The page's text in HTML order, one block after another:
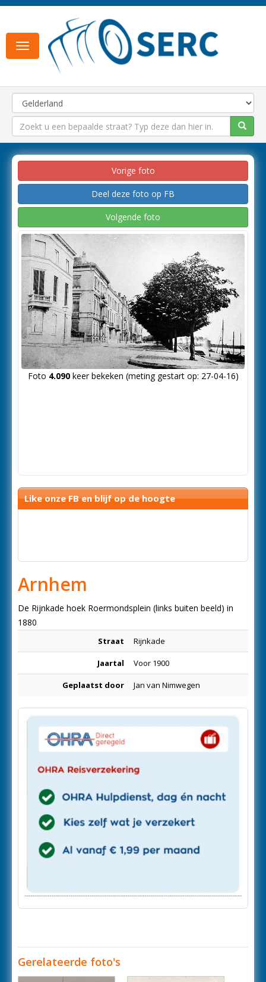
Toggle
navigation
Vorige foto
Deel deze foto op FB
Volgende foto
Foto 4.090keer bekeken (meting gestart op: 27-04-16)
Like onze FB en blijf op de hoogte
Arnhem
De Rijnkade hoek Roermondsplein (links buiten beeld) in
1880
Straat Rijnkade
Jaartal Voor 1900
Geplaatst door Jan van Nimwegen
Gerelateerde foto's